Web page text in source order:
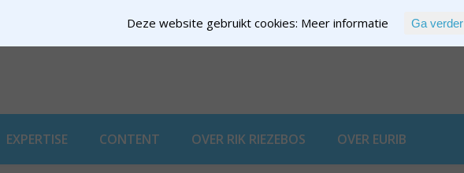
EXPERTISE CONTENT OVER RIK RIEZEBOS OVER EURIB
Deze website gebruikt cookies: Meer informatie Ga verder
EXPERTISE